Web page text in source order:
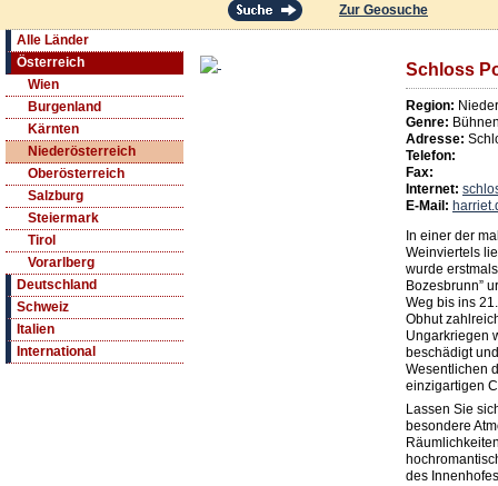
Zur Geosuche
Alle Länder
Österreich
Wien
Burgenland
Kärnten
Niederösterreich
Oberösterreich
Salzburg
Steiermark
Tirol
Vorarlberg
Deutschland
Schweiz
Italien
International
Schloss
Region:
Genre:
Adresse:
Telefon:
Fax:
Internet:
E-Mail:
In einer der
Weinviertels
wurde
Bozesbrunn”
Weg bis ins
Obhut
Ungarkriegen
beschädigt
Wesentlichen
einzigartigen
Lassen Sie
besondere
des